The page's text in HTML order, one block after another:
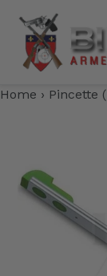
contenu
Home › Pincette